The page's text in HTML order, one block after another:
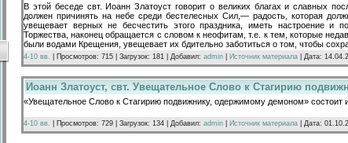
В этой беседе свт. Иоанн Златоуст говорит о великих благах и славных
должен причинять на небе среди бестелесных Сил,— радость, которая
увещевает верных не бесчестить этого праздника, иметь настроение и
Торжества, наконец обращается с словом к неофитам, т.е. к тем, которые
были водами Крещения, увещевает их бдительно заботиться о том, чтобы
4-10 вв. | Просмотров: 715 | Загрузок: 181 | Добавил: admin Источник материала | Дата:
Иоанн Златоуст, свт. Увещательное Слово к Стагирию
«Увещательное Слово к Стагирию подвижнику, одержимому демоном» состоит
4-10 вв. | Просмотров: 729 | Загрузок: 134 | Добавил: admin Источник материала | Дата: